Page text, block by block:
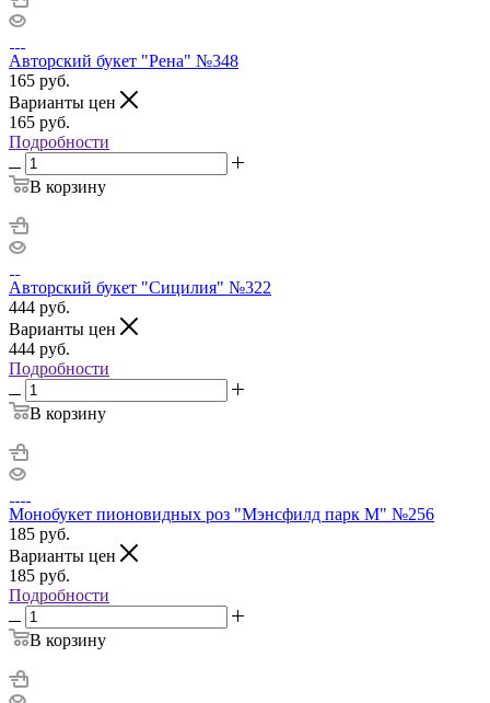
Авторский букет "Рена" №348
165 руб.
Варианты цен
165 руб.
Подробности
В корзину
Авторский букет "Сицилия" №322
444 руб.
Варианты цен
444 руб.
Подробности
В корзину
Монобукет пионовидных роз "Мэнсфилд парк М" №256
185 руб.
Варианты цен
185 руб.
Подробности
В корзину